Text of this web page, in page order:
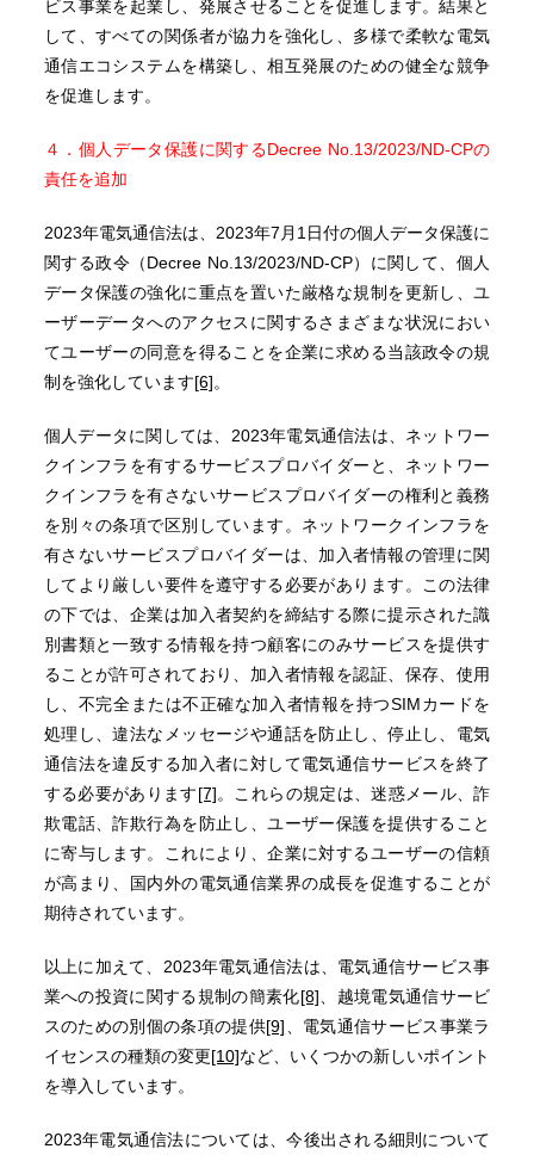
ビス事業を起業し、発展させることを促進します。結果と
して、すべての関係者が協力を強化し、多様で柔軟な電気
通信エコシステムを構築し、相互発展のための健全な競争
を促進します。
４．個人データ保護に関するDecree No.13/2023/ND-CPの
責任を追加
2023年電気通信法は、2023年7月1日付の個人データ保護に
関する政令（Decree No.13/2023/ND-CP）に関して、個人
データ保護の強化に重点を置いた厳格な規制を更新し、ユ
ーザーデータへのアクセスに関するさまざまな状況におい
てユーザーの同意を得ることを企業に求める当該政令の規
制を強化しています[6]。
個人データに関しては、2023年電気通信法は、ネットワー
クインフラを有するサービスプロバイダーと、ネットワー
クインフラを有さないサービスプロバイダーの権利と義務
を別々の条項で区別しています。ネットワークインフラを
有さないサービスプロバイダーは、加入者情報の管理に関
してより厳しい要件を遵守する必要があります。この法律
の下では、企業は加入者契約を締結する際に提示された識
別書類と一致する情報を持つ顧客にのみサービスを提供す
ることが許可されており、加入者情報を認証、保存、使用
し、不完全または不正確な加入者情報を持つSIMカードを
処理し、違法なメッセージや通話を防止し、停止し、電気
通信法を違反する加入者に対して電気通信サービスを終了
する必要があります[7]。これらの規定は、迷惑メール、詐
欺電話、詐欺行為を防止し、ユーザー保護を提供すること
に寄与します。これにより、企業に対するユーザーの信頼
が高まり、国内外の電気通信業界の成長を促進することが
期待されています。
以上に加えて、2023年電気通信法は、電気通信サービス事
業への投資に関する規制の簡素化[8] 、越境電気通信サービ
スのための別個の条項の提供[9] 、電気通信サービス事業ラ
イセンスの種類の変更[10]など、いくつかの新しいポイント
を導入しています。
2023年電気通信法については、今後出される細則について